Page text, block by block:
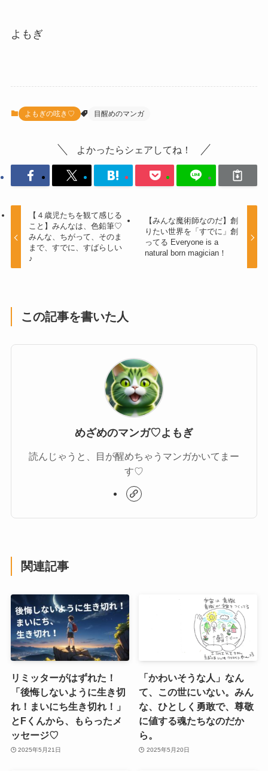
よもぎ
よもぎの呟き♡ 目醒めのマンガ
よかったらシェアしてね！
【４歳児たちを観て感じる
こと】みんなは、色鉛筆♡
みんな、ちがって、そのま
まで、すでに、すばらしい
♪
【みんな魔術師なのだ】創
りたい世界を「すでに」創
ってる Everyone is a
natural born magician！
この記事を書いた人
めざめのマンガ♡よもぎ
読んじゃうと、目が醒めちゃうマンガかいてまー
す♡
関連記事
リミッターがはずれた！
「後悔しないように生き切
れ！まいにち生き切れ！」
とFくんから、もらったメ
ッセージ♡
2025年5月21日
「かわいそうな人」なん
て、この世にいない。みん
な、ひとしく勇敢で、尊敬
に値する魂たちなのだか
ら。
2025年5月20日